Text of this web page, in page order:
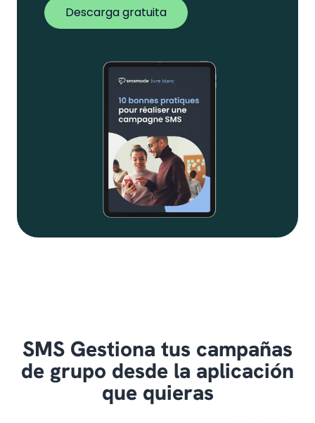
Descarga gratuita
SMS Gestiona tus campañas
de grupo desde la aplicación
que quieras